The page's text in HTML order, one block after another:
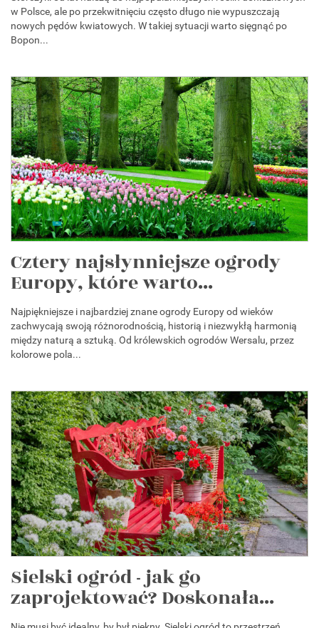
w Polsce, ale po przekwitnięciu często długo nie wypuszczają
nowych pędów kwiatowych. W takiej sytuacji warto sięgnąć po
Bopon...
Cztery najsłynniejsze ogrody
Europy, które warto...
Najpiękniejsze i najbardziej znane ogrody Europy od wieków
zachwycają swoją różnorodnością, historią i niezwykłą harmonią
między naturą a sztuką. Od królewskich ogrodów Wersalu, przez
kolorowe pola...
Sielski ogród - jak go
zaprojektować? Doskonała...